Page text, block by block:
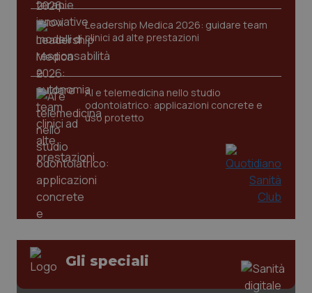
Leadership Medica 2026: guidare team
clinici ad alte prestazioni
AI e telemedicina nello studio
odontoiatrico: applicazioni concrete e
uso protetto
Gli speciali
CookieScriptConsent